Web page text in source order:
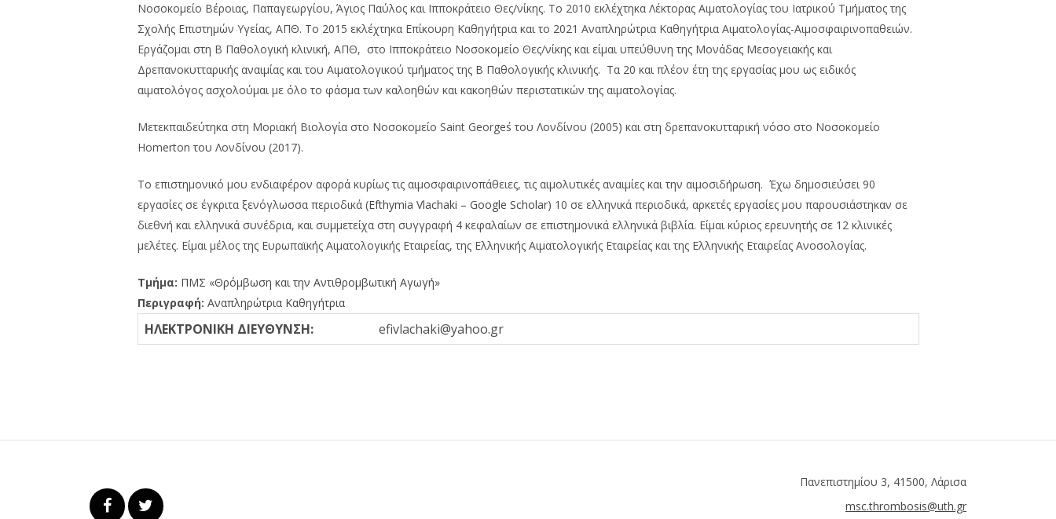
Νοσοκομείο Βέροιας, Παπαγεωργίου, Άγιος Παύλος και Ιπποκράτειο Θες/νίκης. Το 2010 εκλέχτηκα Λέκτορας Αιματολογίας του Ιατρικού Τμήματος της
Σχολής Επιστημών Υγείας, ΑΠΘ. Το 2015 εκλέχτηκα Επίκουρη Καθηγήτρια και το 2021 Αναπληρώτρια Καθηγήτρια Αιματολογίας-Αιμοσφαιρινοπαθειών.
Εργάζομαι στη Β Παθολογική κλινική, ΑΠΘ, στο Ιπποκράτειο Νοσοκομείο Θες/νίκης και είμαι υπεύθυνη της Μονάδας Μεσογειακής και
Δρεπανοκυτταρικής αναιμίας και του Αιματολογικού τμήματος της Β Παθολογικής κλινικής. Τα 20 και πλέον έτη της εργασίας μου ως ειδικός
αιματολόγος ασχολούμαι με όλο το φάσμα των καλοηθών και κακοηθών περιστατικών της αιματολογίας.
Μετεκπαιδεύτηκα στη Μοριακή Βιολογία στο Νοσοκομείο Saint George΄s του Λονδίνου (2005) και στη δρεπανοκυτταρική νόσο στο Νοσοκομείο
Homerton του Λονδίνου (2017).
Το επιστημονικό μου ενδιαφέρον αφορά κυρίως τις αιμοσφαιρινοπάθειες, τις αιμολυτικές αναιμίες και την αιμοσιδήρωση. Έχω δημοσιεύσει 90
εργασίες σε έγκριτα ξενόγλωσσα περιοδικά (Efthymia Vlachaki – Google Scholar) 10 σε ελληνικά περιοδικά, αρκετές εργασίες μου παρουσιάστηκαν σε
διεθνή και ελληνικά συνέδρια, και συμμετείχα στη συγγραφή 4 κεφαλαίων σε επιστημονικά ελληνικά βιβλία. Είμαι κύριος ερευνητής σε 12 κλινικές
μελέτες. Είμαι μέλος της Ευρωπαϊκής Αιματολογικής Εταιρείας, της Ελληνικής Αιματολογικής Εταιρείας και της Ελληνικής Εταιρείας Ανοσολογίας.
Τμήμα: ΠΜΣ «Θρόμβωση και την Αντιθρομβωτική Αγωγή»
Περιγραφή: Αναπληρώτρια Καθηγήτρια
ΗΛΕΚΤΡΟΝΙΚΗ ΔΙΕΥΘΥΝΣΗ: efivlachaki@yahoo.gr
Πανεπιστημίου 3, 41500, Λάρισα
msc.thrombosis@uth.gr